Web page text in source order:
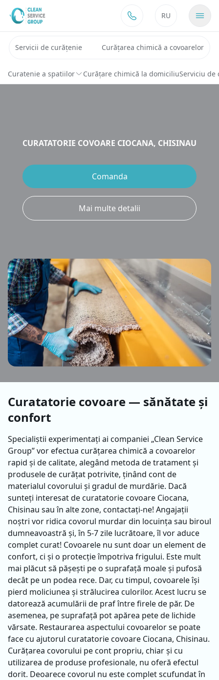
Sari la conținut
RU
Servicii de curățenie Curățarea chimică a covoarelor
Curatenie a spatiilor Curățare chimică la domiciliuServiciu de
СURATATORIE COVOARE CIOCANA, CHISINAU
Comanda
Mai multe detalii
Сuratatorie covoare — sănătate și
confort
Specialiștii experimentați ai companiei „Clean Service
Group” vor efectua curățarea chimică a covoarelor
rapid și de calitate, alegând metoda de tratament și
produsele de curățat potrivite, ținând cont de
materialul covorului și gradul de murdărie. Dacă
sunteți interesat de сuratatorie covoare Ciocana,
Chisinau sau în alte zone, contactați-ne! Angajații
noștri vor ridica covorul murdar din locuința sau biroul
dumneavoastră și, în 5-7 zile lucrătoare, îl vor aduce
complet curat! Covoarele nu sunt doar un element de
confort, ci și o protecție împotriva frigului. Este mult
mai plăcut să pășești pe o suprafață moale și pufosă
decât pe un podea rece. Dar, cu timpul, covoarele își
pierd moliciunea și strălucirea culorilor. Acest lucru se
datorează acumulării de praf între firele de păr. De
asemenea, pe suprafață pot apărea pete de lichide
vărsate. Restaurarea aspectului covoarelor se poate
face cu ajutorul сuratatorie covoare Ciocana, Chisinau.
Curățarea covorului pe cont propriu, chiar și cu
utilizarea de produse profesionale, nu oferă efectul
dorit. Deoarece covorul nu este complet scufundat în